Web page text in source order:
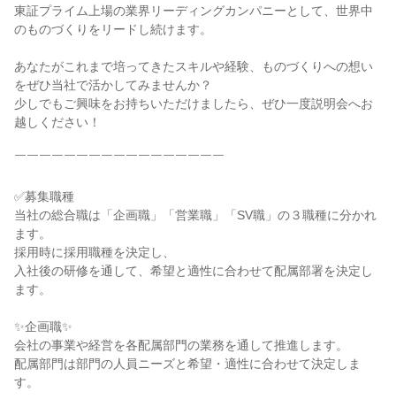
東証プライム上場の業界リーディングカンパニーとして、世界中
のものづくりをリードし続けます。
あなたがこれまで培ってきたスキルや経験、ものづくりへの想い
をぜひ当社で活かしてみませんか？
少しでもご興味をお持ちいただけましたら、ぜひ一度説明会へお
越しください！
￣￣￣￣￣￣￣￣￣￣￣￣￣￣￣￣￣
✅募集職種
当社の総合職は「企画職」「営業職」「SV職」の３職種に分かれ
ます。
採用時に採用職種を決定し、
入社後の研修を通して、希望と適性に合わせて配属部署を決定し
ます。
✨企画職✨
会社の事業や経営を各配属部門の業務を通して推進します。
配属部門は部門の人員ニーズと希望・適性に合わせて決定しま
す。